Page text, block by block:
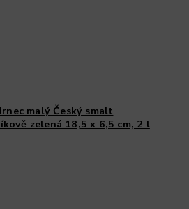
malý Český smalt
zelená 18,5 x 6,5 cm, 2 l